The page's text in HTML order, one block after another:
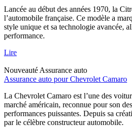
Lancée au début des années 1970, la
l’automobile française. Ce modèle a
style unique et sa technologie avancée,
performance.
Lire
Nouveauté Assurance auto
Assurance auto pour Chevrolet Camaro
La Chevrolet Camaro est l’une des
marché américain, reconnue pour son
performances puissantes. Depuis sa
par le célèbre constructeur automobile.